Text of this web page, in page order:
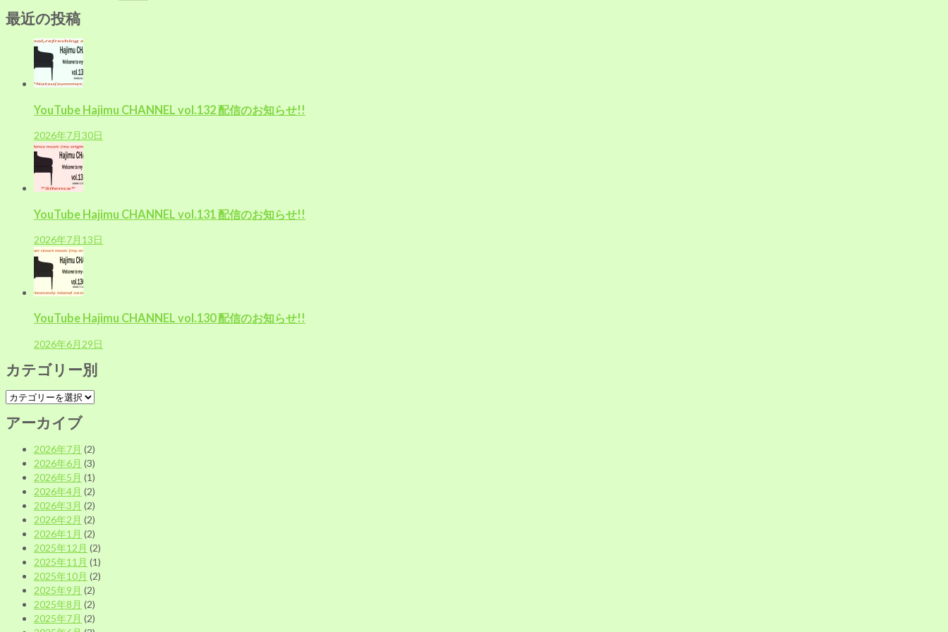
ゲ
ー
最近の投稿
YouTube Hajimu CHANNEL vol.132 配信のお知らせ!!
2026年7月30日
YouTube Hajimu CHANNEL vol.131 配信のお知らせ!!
2026年7月13日
YouTube Hajimu CHANNEL vol.130 配信のお知らせ!!
2026年6月29日
カテゴリー別
カ
ゴ
アーカイブ
2026年7月 (2)
2026年6月 (3)
2026年5月 (1)
2026年4月 (2)
2026年3月 (2)
2026年2月 (2)
2026年1月 (2)
2025年12月 (2)
2025年11月 (1)
2025年10月 (2)
2025年9月 (2)
2025年8月 (2)
2025年7月 (2)